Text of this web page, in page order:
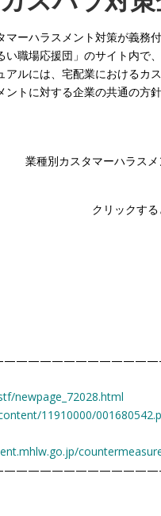
マーハラスメント対策が義務
い職場応援団」のサイト内で
アルには、宅配業におけるカ
ントに対する企業の共通の方
業種別カスタマーハラス
クリックする
newpage_72028.html
11910000/